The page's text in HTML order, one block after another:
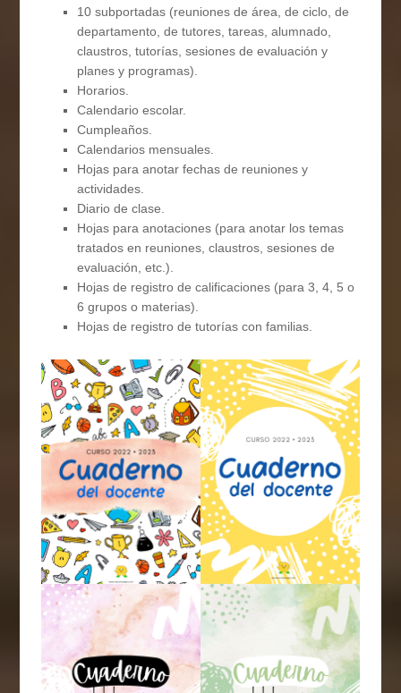
10 subportadas (reuniones de área, de ciclo, de
departamento, de tutores, tareas, alumnado,
claustros, tutorías, sesiones de evaluación y
planes y programas).
Horarios.
Calendario escolar.
Cumpleaños.
Calendarios mensuales.
Hojas para anotar fechas de reuniones y
actividades.
Diario de clase.
Hojas para anotaciones (para anotar los temas
tratados en reuniones, claustros, sesiones de
evaluación, etc.).
Hojas de registro de calificaciones (para 3, 4, 5 o
6 grupos o materias).
Hojas de registro de tutorías con familias.